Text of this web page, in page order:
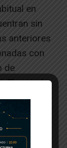
en
sin
anteriores
con
de
El periodo
meses
de ellos,